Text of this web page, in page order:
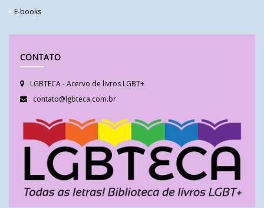
E-books
CONTATO
LGBTECA - Acervo de livros LGBT+
contato@lgbteca.com.br